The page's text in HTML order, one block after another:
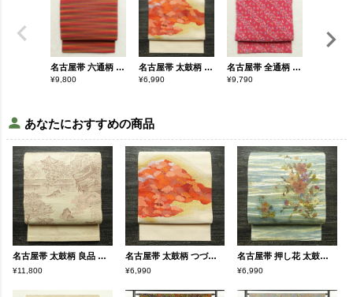
名古屋帯 六通柄 良品 正絹 縞柄・線柄 通し仕立て なごや帯 リサイクル帯 帯 カジュアル 多色使い
¥9,800
名古屋帯 太鼓柄 つづれ織 正絹 木の葉・植物柄 松葉仕立て なごや帯 リサイクル帯 帯 金糸 ベージュ
¥6,990
名古屋帯 全通柄 美品 縮緬 正絹 蝶・昆虫柄 名古屋仕立て なごや帯 リサイクル帯 帯 ピンク
¥9,790
あなたにおすすめの商品
名古屋帯 太鼓柄 良品 正絹 風景柄 通し仕立て なごや帯 リサイクル帯 帯 紬地 ベージュ
¥11,800
名古屋帯 太鼓柄 つづれ織 正絹 木の葉・植物柄 松葉仕立て なごや帯 リサイクル帯 帯 金糸 ベージュ
¥6,990
名古屋帯 押し花 太鼓柄 正絹 花柄 名古屋仕立て なごや帯 リサイクル帯 帯 モダン 洒落 白
¥6,990